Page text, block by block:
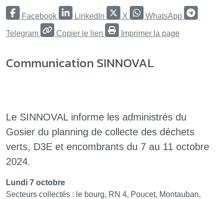
Facebook LinkedIn X WhatsApp
Telegram Copier le lien Imprimer la page
Communication SINNOVAL
Le SINNOVAL informe les administrés du
Gosier du planning de collecte des déchets
verts, D3E et encombrants du 7 au 11 octobre
2024.
Lundi 7 octobre
Secteurs collectés : le bourg, RN 4, Poucet, Montauban,